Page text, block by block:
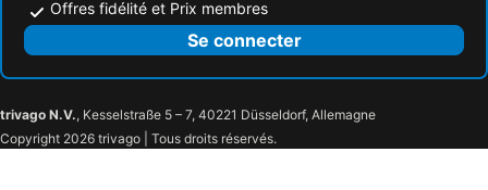
Offres fidélité et Prix membres
Se connecter
trivago N.V., Kesselstraße 5 – 7, 40221 Düsseldorf, Allemagne
Copyright 2026 trivago | Tous droits réservés.